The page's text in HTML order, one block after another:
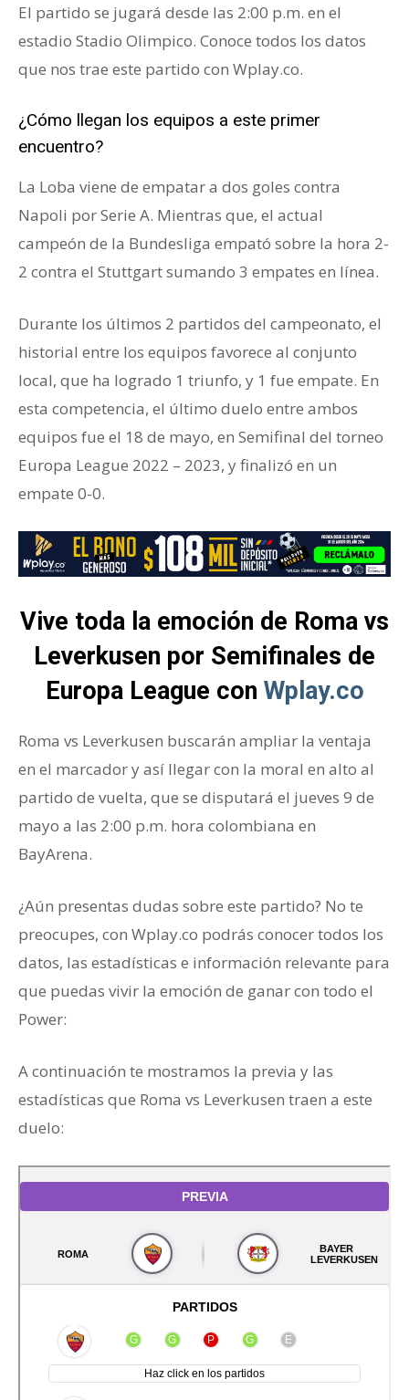
El partido se jugará desde las 2:00 p.m. en el
estadio Stadio Olimpico. Conoce todos los datos
que nos trae este partido con Wplay.co.
¿Cómo llegan los equipos a este primer
encuentro?
La Loba viene de empatar a dos goles contra
Napoli por Serie A. Mientras que, el actual
campeón de la Bundesliga empató sobre la hora 2-
2 contra el Stuttgart sumando 3 empates en línea.
Durante los últimos 2 partidos del campeonato, el
historial entre los equipos favorece al conjunto
local, que ha logrado 1 triunfo, y 1 fue empate. En
esta competencia, el último duelo entre ambos
equipos fue el 18 de mayo, en Semifinal del torneo
Europa League 2022 – 2023, y finalizó en un
empate 0-0.
Vive toda la emoción de Roma vs
Leverkusen por Semifinales de
Europa League con Wplay.co
Roma vs Leverkusen buscarán ampliar la ventaja
en el marcador y así llegar con la moral en alto al
partido de vuelta, que se disputará el jueves 9 de
mayo a las 2:00 p.m. hora colombiana en
BayArena.
¿Aún presentas dudas sobre este partido? No te
preocupes, con Wplay.co podrás conocer todos los
datos, las estadísticas e información relevante para
que puedas vivir la emoción de ganar con todo el
Power:
A continuación te mostramos la previa y las
estadísticas que Roma vs Leverkusen traen a este
duelo: